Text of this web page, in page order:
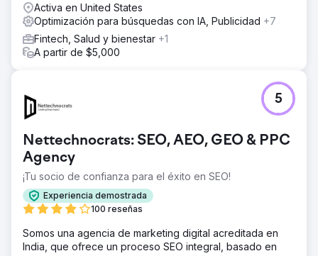
Activa en United States
Optimización para búsquedas con IA, Publicidad +7
Fintech, Salud y bienestar +1
A partir de $5,000
Nettechnocrats: SEO, AEO, GEO & PPC
Agency
¡Tu socio de confianza para el éxito en SEO!
Experiencia demostrada
100 reseñas
5
Somos una agencia de marketing digital acreditada en
India, que ofrece un proceso SEO integral, basado en